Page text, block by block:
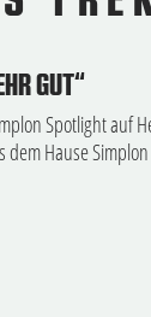
GUT“
Spotlight auf
Hause